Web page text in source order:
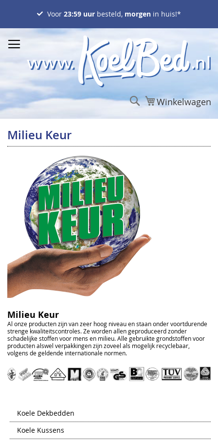
Voor 23:59 uur besteld, morgen in huis!*
Winkelwagen
Zoek
Milieu Keur
Milieu Keur
Al onze producten zijn van zeer hoog niveau en staan onder voortdurende
strenge kwaliteitscontroles. Ze worden allen geproduceerd zonder
schadelijke stoffen voor mens en milieu. Alle gebruikte grondstoffen voor
producten alswel verpakkingen zijn zoveel als mogelijk recyclebaar,
volgens de geldende internationale normen.
Koele Dekbedden
Koele Kussens